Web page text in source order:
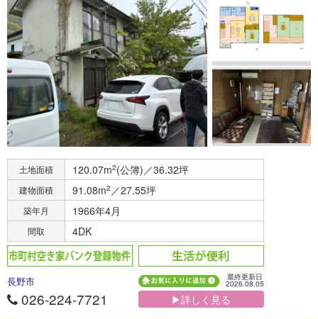
土地面積 120.07m2(公簿)／36.32坪
建物面積 91.08m2 ／27.55坪
築年月 1966年4月
間取 4DK
長野市
026-224-7721
最終更新日
2026.08.05
▶詳しく見る